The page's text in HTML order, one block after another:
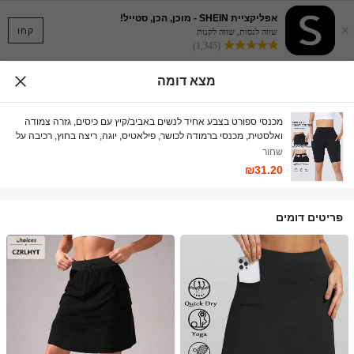
קחו ×
אפליקציית SHEIN - מוכן, הכן, סטייל!
שווה לנסות, שווה לקנות
(1,345)
מצא דומה
מכנסי ספורט בצבע אחיד לנשים באביב/קיץ עם כיסים, גזרה צמודה
ואלסטית, מכנסי ברמודה לכושר, פילאטיס, יוגה, ריצה בחוץ, רכיבה על
אופניים
שחור
₪31.20
פריטים דומים